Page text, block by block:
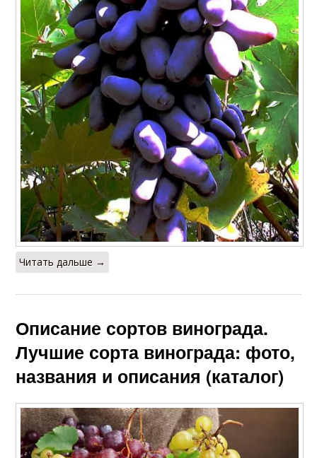
Читать дальше →
Описание сортов винограда.
Лучшие сорта винограда: фото,
названия и описания (каталог)